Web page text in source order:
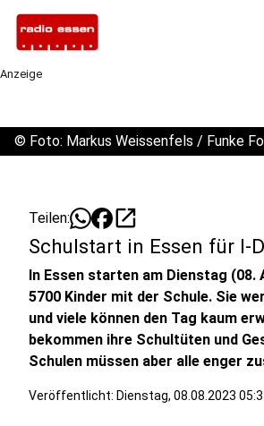
Anzeige
© Foto: Markus Weissenfels / Funke
Teilen: open_in_new
Schulstart in Essen für I-
In Essen starten am Dienstag (08.
5700 Kinder mit der Schule. Sie
und viele können den Tag kaum
bekommen ihre Schultüten und
Schulen müssen aber alle enger
Veröffentlicht: Dienstag, 08.08.2023